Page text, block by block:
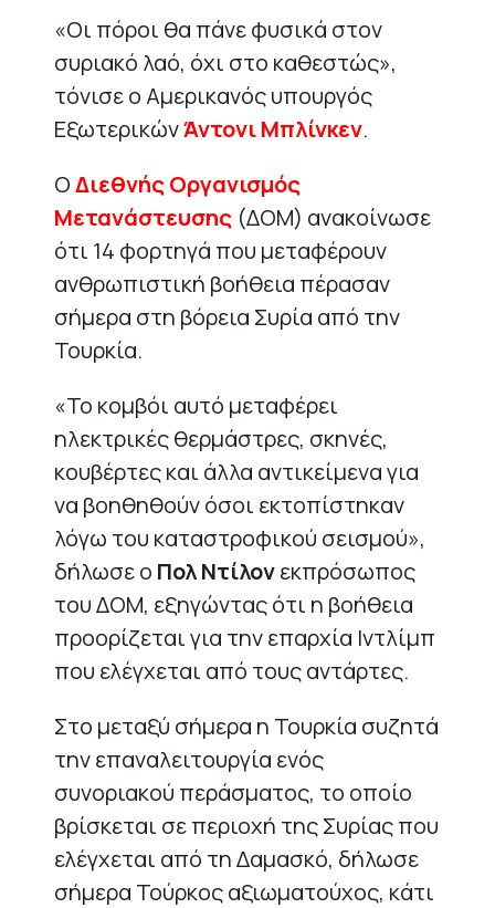
«Οι πόροι θα πάνε φυσικά στον
συριακό λαό, όχι στο καθεστώς»,
τόνισε ο Αμερικανός υπουργός
ΕξωτερικώνΆντονι Μπλίνκεν.
ΟΔιεθνής Οργανισμός
Μετανάστευσης (ΔΟΜ) ανακοίνωσε
ότι 14 φορτηγά που μεταφέρουν
ανθρωπιστική βοήθεια πέρασαν
σήμερα στη βόρεια Συρία από την
Τουρκία.
«Το κομβόι αυτό μεταφέρει
ηλεκτρικές θερμάστρες, σκηνές,
κουβέρτες και άλλα αντικείμενα για
να βοηθηθούν όσοι εκτοπίστηκαν
λόγω του καταστροφικού σεισμού»,
δήλωσε ο Πολ Ντίλονεκπρόσωπος
του ΔΟΜ, εξηγώντας ότι η βοήθεια
προορίζεται για την επαρχία Ιντλίμπ
που ελέγχεται από τους αντάρτες.
Στο μεταξύ σήμερα η Τουρκία συζητά
την επαναλειτουργία ενός
συνοριακού περάσματος, το οποίο
βρίσκεται σε περιοχή της Συρίας που
ελέγχεται από τη Δαμασκό, δήλωσε
σήμερα Τούρκος αξιωματούχος, κάτι